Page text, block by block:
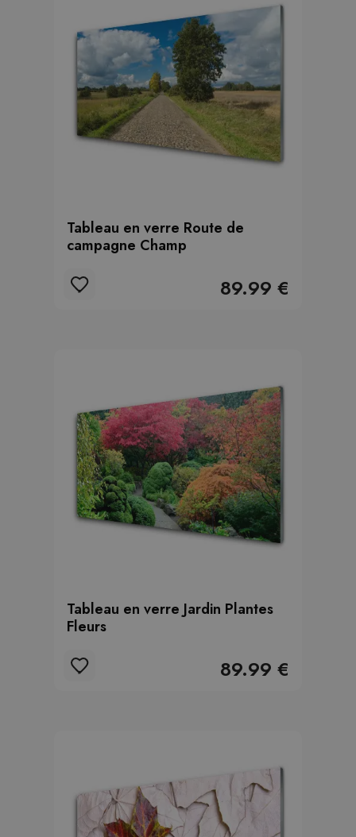
Tableau en verre Route de
campagne Champ
89.99 €
Tableau en verre Jardin Plantes
Fleurs
89.99 €